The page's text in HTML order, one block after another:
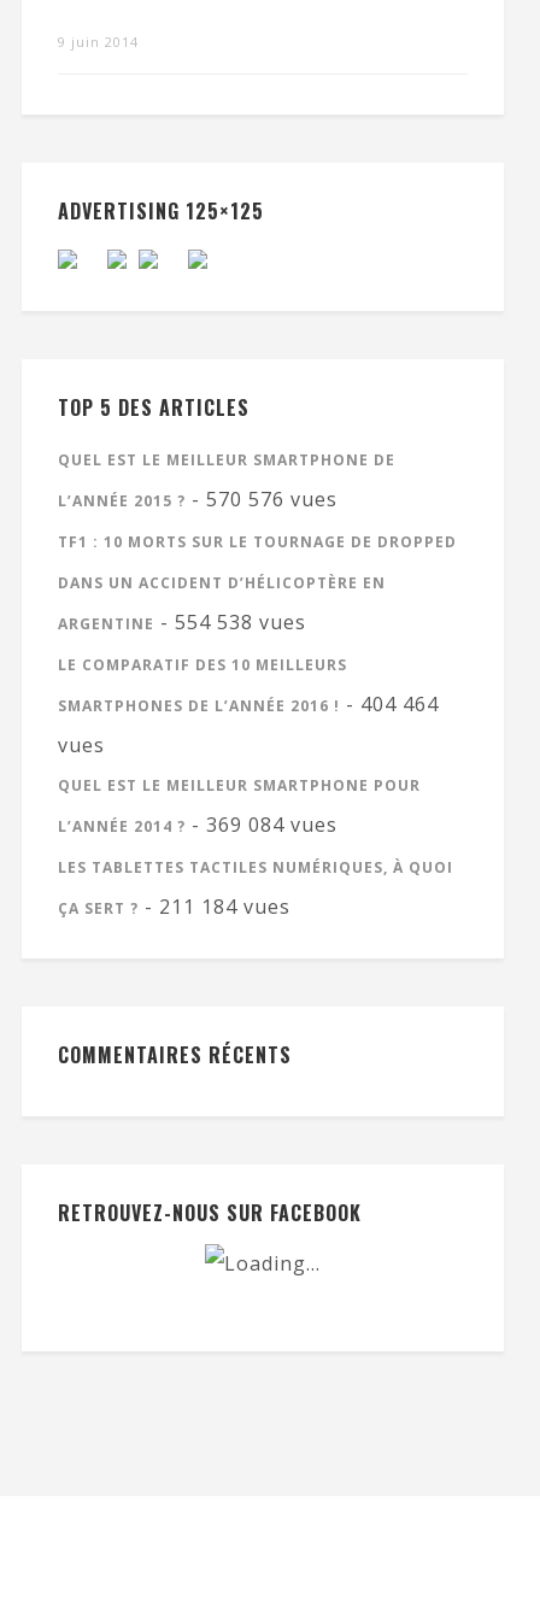
9 juin 2014
ADVERTISING 125×125
TOP 5 DES ARTICLES
QUEL EST LE MEILLEUR SMARTPHONE DE
L’ANNÉE 2015 ? - 570 576 vues
TF1 : 10 MORTS SUR LE TOURNAGE DE DROPPED
DANS UN ACCIDENT D’HÉLICOPTÈRE EN
ARGENTINE - 554 538 vues
LE COMPARATIF DES 10 MEILLEURS
SMARTPHONES DE L’ANNÉE 2016 ! - 404 464
vues
QUEL EST LE MEILLEUR SMARTPHONE POUR
L’ANNÉE 2014 ? - 369 084 vues
LES TABLETTES TACTILES NUMÉRIQUES, À QUOI
ÇA SERT ? - 211 184 vues
COMMENTAIRES RÉCENTS
RETROUVEZ-NOUS SUR FACEBOOK